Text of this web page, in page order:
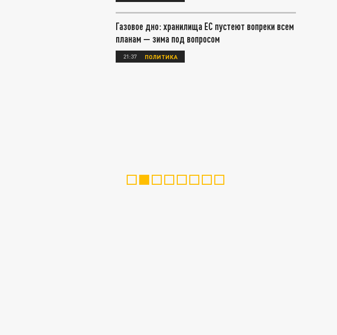
Газовое дно: хранилища ЕС пустеют вопреки всем
планам — зима под вопросом
21:37 ПОЛИТИКА